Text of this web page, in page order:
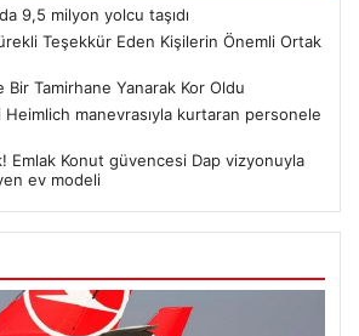
9,5 milyon yolcu taşıdı
Teşekkür Eden Kişilerin Önemli Ortak
Bir Tamirhane Yanarak Kor Oldu
Heimlich manevrasıyla kurtaran personele
Emlak Konut güvencesi Dap vizyonuyla
ev modeli